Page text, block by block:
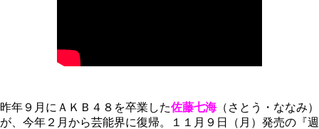
昨年９月にＡＫＢ４８を卒業した佐藤七海（さとう・ななみ）
が、今年２月から芸能界に復帰。１１月９日（月）発売の『週